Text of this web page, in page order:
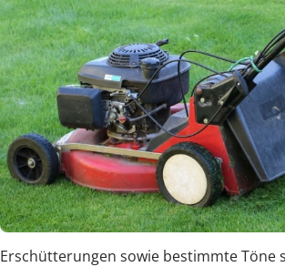
Erschütterungen sowie bestimmte Töne